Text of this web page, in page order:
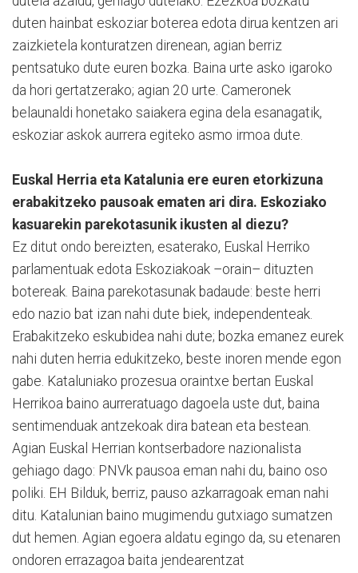
duten hainbat eskoziar boterea edota dirua kentzen ari
zaizkietela konturatzen direnean, agian berriz
pentsatuko dute euren bozka. Baina urte asko igaroko
da hori gertatzerako; agian 20 urte. Cameronek
belaunaldi honetako saiakera egina dela esanagatik,
eskoziar askok aurrera egiteko asmo irmoa dute.
Euskal Herria eta Katalunia ere euren etorkizuna
erabakitzeko pausoak ematen ari dira. Eskoziako
kasuarekin parekotasunik ikusten al diezu?
Ez ditut ondo bereizten, esaterako, Euskal Herriko
parlamentuak edota Eskoziakoak –orain– dituzten
botereak. Baina parekotasunak badaude: beste herri
edo nazio bat izan nahi dute biek, independenteak.
Erabakitzeko eskubidea nahi dute; bozka emanez eurek
nahi duten herria edukitzeko, beste inoren mende egon
gabe. Kataluniako prozesua oraintxe bertan Euskal
Herrikoa baino aurreratuago dagoela uste dut, baina
sentimenduak antzekoak dira batean eta bestean.
Agian Euskal Herrian kontserbadore nazionalista
gehiago dago: PNVk pausoa eman nahi du, baino oso
poliki. EH Bilduk, berriz, pauso azkarragoak eman nahi
ditu. Katalunian baino mugimendu gutxiago sumatzen
dut hemen. Agian egoera aldatu egingo da, su etenaren
ondoren errazagoa baita jendearentzat